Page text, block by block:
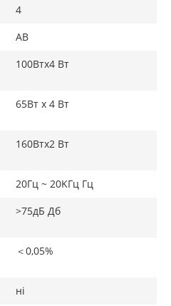
4
AB
100Втх4 Вт
65Вт x 4 Вт
160Втх2 Вт
20Гц ~ 20KГц Гц
>75дБ Дб
＜0,05%
ні